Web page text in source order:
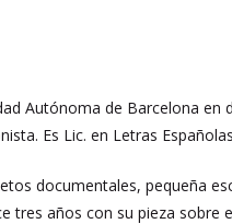
Autónoma de Barcelona
Es Lic. en Letras
documentales, pequeña
tres años con su pieza